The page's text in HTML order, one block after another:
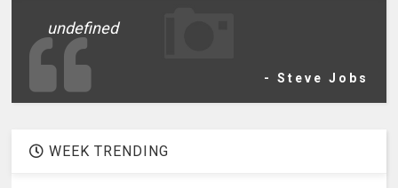
undefined
- Steve Jobs
WEEK TRENDING